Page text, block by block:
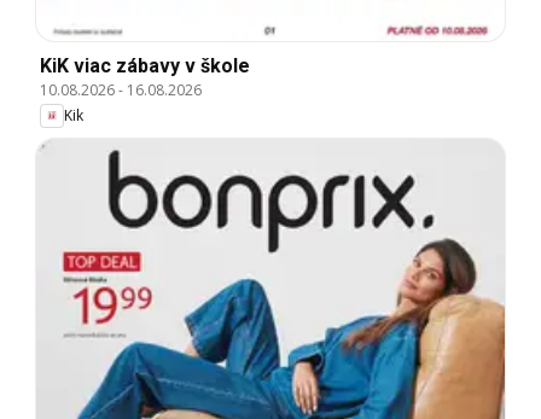
KiK viac zábavy v škole
10.08.2026- 16.08.2026
Kik